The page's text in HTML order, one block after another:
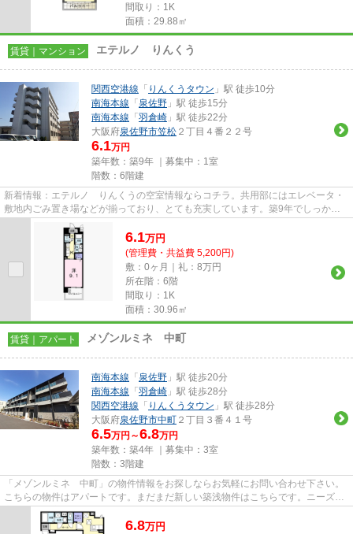
間取り：1K
面積：29.88㎡
賃貸｜マンション エテルノ りんくう
関西空港線 「 りんくうタウン 」駅 徒歩10分
南海本線 「 泉佐野 」駅 徒歩15分
南海本線 「 羽倉崎 」駅 徒歩22分
大阪府泉佐野市笠松 ２丁目４番２２号
6.1万円
築年数：築9年 ｜募集中： 1室
階数：6階建
新着情報：エテルノ りんくうの空室情報ならコチラ。共用部にはエレベータ・
敷地内ごみ置き場などが揃っており、とても充実しています。築9年でしっかり
とした作りが特徴の物件です。...
6.1万円
(管理費・共益費 5,200円)
敷：0ヶ月｜礼：8万円
所在階：6階
間取り：1K
面積：30.96㎡
賃貸｜アパート メゾンルミネ 中町
南海本線 「 泉佐野 」駅 徒歩20分
南海本線 「 羽倉崎 」駅 徒歩28分
関西空港線 「 りんくうタウン 」駅 徒歩28分
大阪府泉佐野市中町 ２丁目３番４１号
6.5万円～6.8万円
築年数：築4年 ｜募集中： 3室
階数：3階建
「メゾンルミネ 中町」の物件情報をお探しならお気軽にお問い合わせ下さい。
こちらの物件はアパートです。まだまだ新しい築浅物件はこちらです。ニーズの
高い泉佐野市内の物件です。...
6.8万円